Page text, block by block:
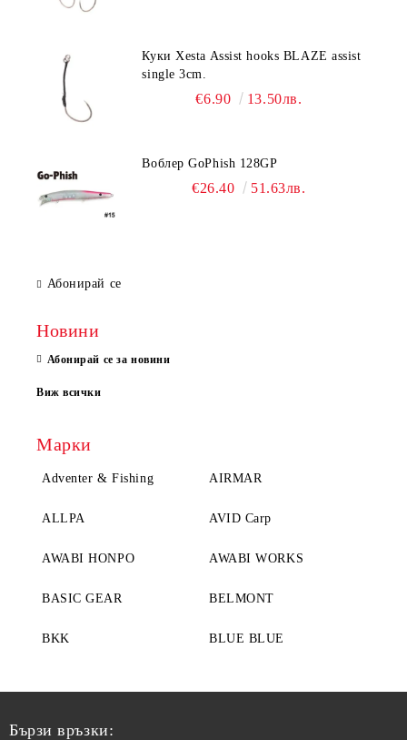
Куки Xesta Assist hooks BLAZE assist
single 3cm.
€6.90 13.50лв.
Воблер GoPhish 128GP
€26.40 51.63лв.
Абонирай се
Новини
Абонирай се за новини
Виж всички
Марки
Adventer & Fishing AIRMAR
ALLPA AVID Carp
AWABI HONPO AWABI WORKS
BASIC GEAR BELMONT
BKK BLUE BLUE
Бързи връзки: